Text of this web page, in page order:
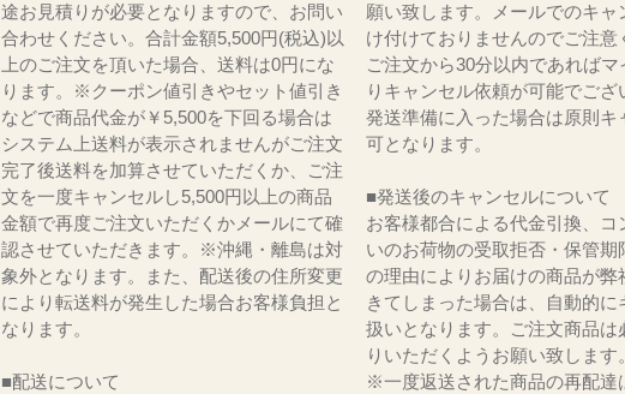
途お見積りが必要となりますので、お問い
合わせください。合計金額5,500円(税込)以
上のご注文を頂いた場合、送料は0円にな
ります。※クーポン値引きやセット値引き
などで商品代金が￥5,500を下回る場合は
システム上送料が表示されませんがご注文
完了後送料を加算させていただくか、ご注
文を一度キャンセルし5,500円以上の商品
金額で再度ご注文いただくかメールにて確
認させていただきます。※沖縄・離島は対
象外となります。また、配送後の住所変更
により転送料が発生した場合お客様負担と
なります。
■配送について
願い致します。メールでのキャ
け付けておりませんのでご注意
ご注文から30分以内であればマ
りキャンセル依頼が可能でござ
発送準備に入った場合は原則キ
可となります。
■発送後のキャンセルについて
お客様都合による代金引換、コ
いのお荷物の受取拒否・保管期
の理由によりお届けの商品が弊
きてしまった場合は、自動的に
扱いとなります。ご注文商品は
りいただくようお願い致します。
※一度返送された商品の再配達